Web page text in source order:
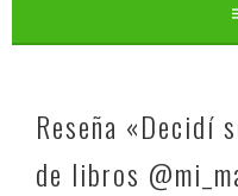
Reseña «Decidí
de libros